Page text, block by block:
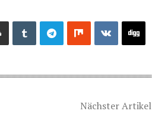
Nächster Artikel